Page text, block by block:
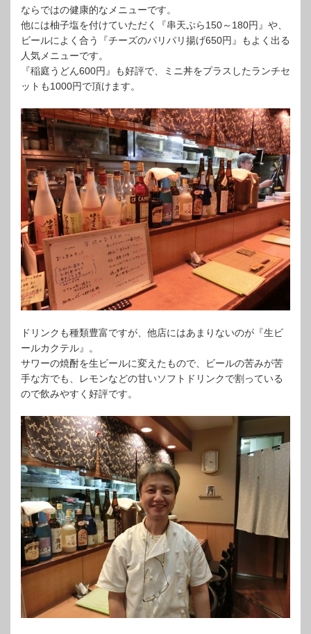
ならではの健康的なメニューです。
他には柚子塩を付けていただく『串天ぷら150～180円』や、
ビールによく合う『チーズのパリパリ揚げ650円』もよく出る
人気メニューです。
『稲庭うどん600円』も好評で、ミニ丼をプラスしたランチセ
ットも1000円で頂けます。
ドリンクも種類豊富ですが、他店にはあまりないのが『生ビ
ールカクテル』。
サワーの焼酎を生ビールに変えたもので、ビールの苦みが苦
手な方でも、レモンなどの甘いソフトドリンクで割っている
ので飲みやすく好評です。